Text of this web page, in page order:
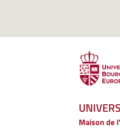
Maison de